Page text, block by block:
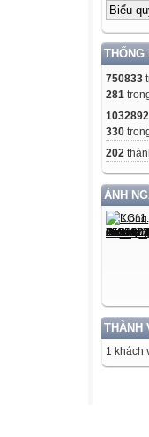
THỐNG
750833
281
1032892
330
202
ẢNH
THÀNH
1 khách